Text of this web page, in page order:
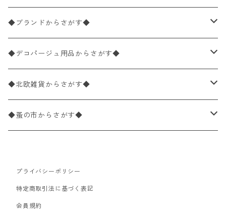
ペーパーナプキン20枚入りパック
ペーパーナプキン10枚入りパック
ライスペーパー
ペーパーリネンナプキン
ワックスペーパー
デコパージュ用品
バラ売り
パック売り
25×25cm（カクテルサイズ）
バラ売り
パック売り
40×40cm（ディナーサイズ）
バラ売り
パック売り
21×21cm（ポケットサイズ）
バラ売り
33cm（ラウンド）
花柄
植物・グリーン柄
動物・鳥・昆虫・蝶柄
海・魚柄
食べ物・フルーツ・野菜・ドリンク柄
食器・カトラリー柄
◆ブランドからさがす◆
ドイツ製 IHR/イア
ランチサイズ
カクテルサイズ
ドイツ製 Ambiente/アンビエンテ
ランチサイズ
ドイツ製 Paperproducts Design
カクテルサイズ
ランチサイズ
カクテルサイズ
ドイツ製 ti-flair/ティーフレア
ランチサイズ
ドイツ製 PAW/パウ
◆デコパージュ用品からさがす◆
デコパージュ液
デコパージュ下地
デコパージュはさみ
3Dデコパージュ
◆北欧雑貨からさがす◆
シリコンモールド
トレイ
ポスター・カレンダー
◆蚤の市からさがす◆
北欧雑貨
デコパージュ用品
プライバシーポリシー
特定商取引法に基づく表記
会員規約